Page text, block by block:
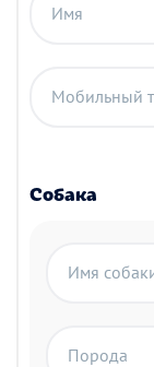
Имя
Мобильный
Собака
Имя
Порода